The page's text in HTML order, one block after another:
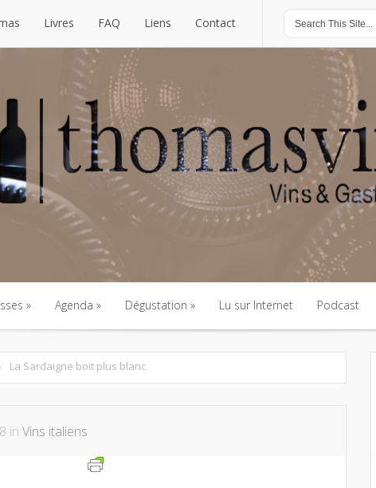
Livres FAQ Liens Contact
Agenda
Agenda
Dégustation
Dégustation
Lu sur Internet
Lu sur Internet
Podcast
Podcast
La Sardaigne boit plus blanc
in Vins italiens